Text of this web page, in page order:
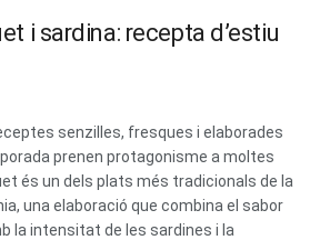
i sardina: recepta d’estiu
senzilles, fresques i elaborades
prenen protagonisme a moltes
és un dels plats més tradicionals de la
una elaboració que combina el sabor
la intensitat de les sardines i la